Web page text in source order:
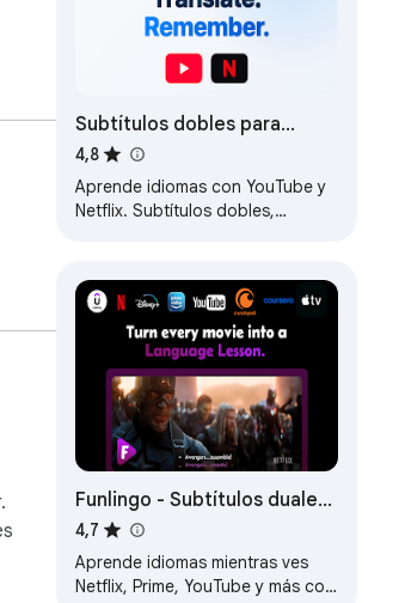
Subtítulos dobles para
YouTube y Netflix — Linglass
4,8
Aprende idiomas con YouTube y
Netflix. Subtítulos dobles,
Funlingo - Subtítulos duales
para Netflix, Prime Video &
YouTube
4,7
Aprende idiomas mientras ves
Netflix, Prime, YouTube y más con